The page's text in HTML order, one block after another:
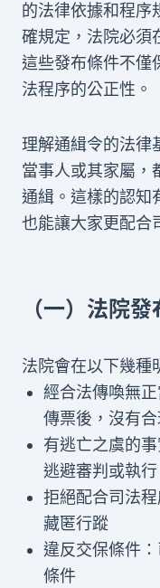
的法律依據和程序
確規定，法院必須
這些發布條件不僅
法程序的公正性。
理解通緝令的法律
當事人或其家屬，
通緝。這樣的認知
也能讓大家更配合
（一）法院
法院會在以下幾種
經合法傳喚無
傳票後，沒有
有逃亡之虞的
逃避審判或執行
拒絕配合司法
藏匿行蹤
違反交保條件
條件